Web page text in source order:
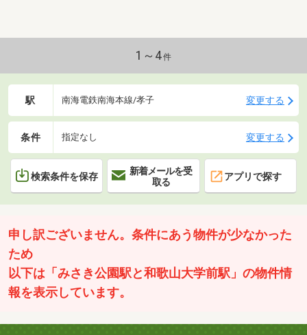
1～4件
駅 南海電鉄南海本線/孝子 変更する
条件 指定なし 変更する
検索条件を保存
新着メールを受
取る
アプリで探す
申し訳ございません。条件にあう物件が少なかった
ため
以下は「みさき公園駅と和歌山大学前駅」の物件情
報を表示しています。